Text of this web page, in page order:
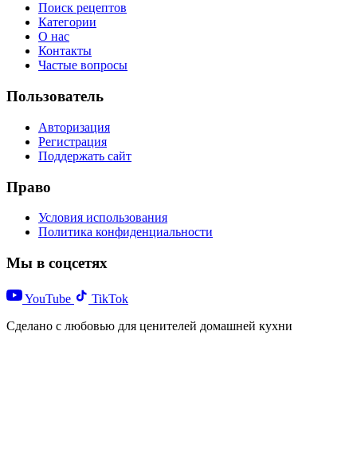
Поиск рецептов
Категории
О нас
Контакты
Частые вопросы
Пользователь
Авторизация
Регистрация
Поддержать сайт
Право
Условия использования
Политика конфиденциальности
Мы в соцсетях
YouTube
TikTok
Сделано с любовью для ценителей домашней кухни